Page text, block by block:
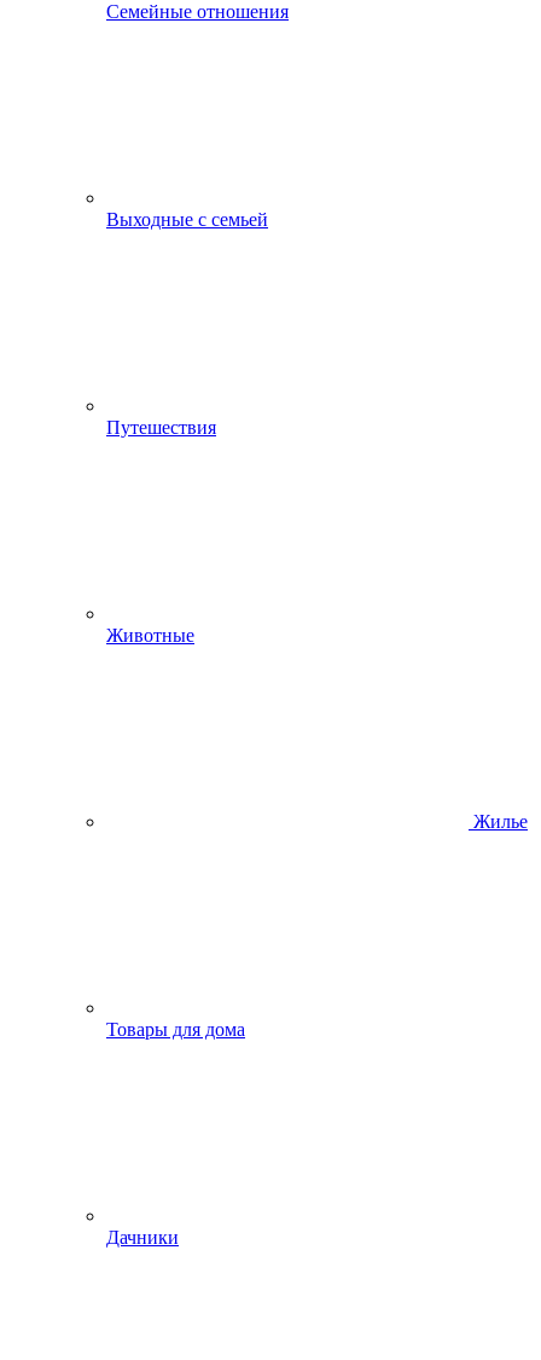
Семейные отношения
Выходные с семьей
Путешествия
Животные
Жилье
Товары для дома
Дачники